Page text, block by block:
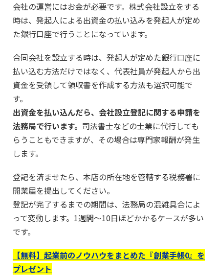
会社の運営にはお金が必要です。株式会社設立をする
時は、発起人による出資金の払い込みを発起人が定め
た銀行口座で行うことになっています。
合同会社を設立する時は、発起人が定めた銀行口座に
払い込む方法だけではなく、代表社員が発起人から出
資金を受領して領収書を作成する方法も選択可能で
す。
出資金を払い込んだら、会社設立登記に関する申請を
法務局で行います。 司法書士などの士業に代行しても
らうこともできますが、その場合は専門家報酬が発生
します。
登記を済ませたら、本店の所在地を管轄する税務署に
開業届を提出してください。
登記が完了するまでの期間は、法務局の混雑具合によ
って変動します。1週間～10日ほどかかるケースが多い
です。
【無料】起業前のノウハウをまとめた『創業手帳0』を
プレゼント